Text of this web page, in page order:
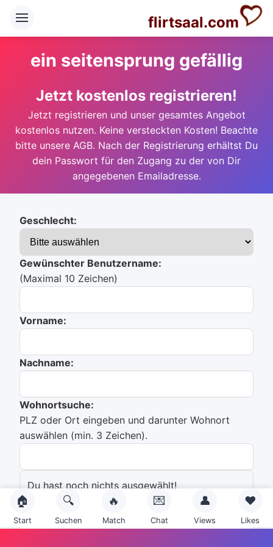
flirtsaal.com
ein seitensprung gefällig
Jetzt kostenlos registrieren!
Jetzt registrieren und unser gesamtes Angebot
kostenlos nutzen. Keine versteckten Kosten! Beachte
bitte unsere AGB. Nach der Registrierung erhältst Du
dein Passwort für den Zugang zu der von Dir
angegebenen Emailadresse.
Geschlecht:
Gewünschter Benutzername:
(Maximal 10 Zeichen)
Vorname:
Nachname:
Wohnortsuche:
PLZ oder Ort eingeben und darunter Wohnort
auswählen (min. 3 Zeichen).
Du hast noch nichts ausgewählt!
Emailadresse:
🏠
Start
🔍
Suchen
🔥
Match
💌
Chat
👤
Views
❤️
Likes